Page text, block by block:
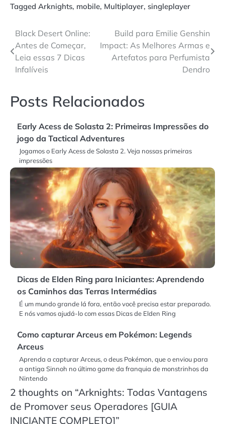
Tagged Arknights, mobile, Multiplayer, singleplayer
Navegação
de
Post
Black Desert Online:
Antes de Começar,
Leia essas 7 Dicas
Infalíveis
Build para Emilie Genshin
Impact: As Melhores Armas e
Artefatos para Perfumista
Dendro
Posts Relacionados
Early Acess de Solasta 2: Primeiras Impressões do
jogo da Tactical Adventures
Jogamos o Early Acess de Solasta 2. Veja nossas primeiras
impressões
Dicas de Elden Ring para Iniciantes: Aprendendo
os Caminhos das Terras Intermédias
É um mundo grande lá fora, então você precisa estar preparado.
E nós vamos ajudá-lo com essas Dicas de Elden Ring
Como capturar Arceus em Pokémon: Legends
Arceus
Aprenda a capturar Arceus, o deus Pokémon, que o enviou para
a antiga Sinnoh no último game da franquia de monstrinhos da
Nintendo
2 thoughts on “Arknights: Todas Vantagens
de Promover seus Operadores [GUIA
INICIANTE COMPLETO]”